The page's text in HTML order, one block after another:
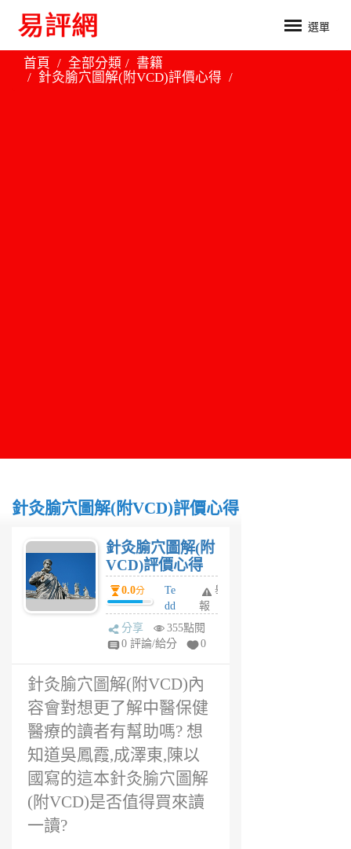
選單
首頁 全部分類
書籍
針灸腧穴圖解(附VCD)評價心得
針灸腧穴圖解(附VCD)評價心得
針灸腧穴圖解(附
VCD)評價心得
0.0分
Te
dd
y
1
舉
報
分享
355點閱
0 評論/給分
0
針灸腧穴圖解(附VCD)內
容會對想更了解中醫保健
醫療的讀者有幫助嗎? 想
知道吳鳳霞,成澤東,陳以
國寫的這本針灸腧穴圖解
(附VCD)是否值得買來讀
一讀?